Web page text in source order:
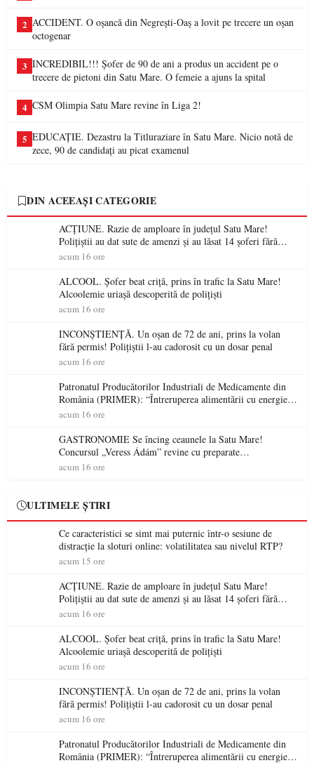
2 ACCIDENT. O oșancă din Negrești-Oaș a lovit pe trecere un oșan
octogenar
3 INCREDIBIL!!! Șofer de 90 de ani a produs un accident pe o
trecere de pietoni din Satu Mare. O femeie a ajuns la spital
4 CSM Olimpia Satu Mare revine în Liga 2!
5 EDUCAȚIE. Dezastru la Titluraziare în Satu Mare. Nicio notă de
zece, 90 de candidați au picat examenul
DIN ACEEAȘI CATEGORIE
ACȚIUNE. Razie de amploare în județul Satu Mare!
Polițiștii au dat sute de amenzi și au lăsat 14 șoferi fără
permis într-o singură zi
acum 16 ore
ALCOOL. Șofer beat criță, prins în trafic la Satu Mare!
Alcoolemie uriașă descoperită de polițiști
acum 16 ore
INCONȘTIENȚĂ. Un oșan de 72 de ani, prins la volan
fără permis! Polițiștii l-au cadorosit cu un dosar penal
acum 16 ore
Patronatul Producătorilor Industriali de Medicamente din
România (PRIMER): “Întreruperea alimentării cu energie
electrică a fabricilor de medicamente va pune în pericol
acum 16 ore
GASTRONOMIE Se încing ceaunele la Satu Mare!
Concursul „Veress Ádám” revine cu preparate
spectaculoase, premii și un jurat de renume
acum 16 ore
ULTIMELE ȘTIRI
Ce caracteristici se simt mai puternic într-o sesiune de
distracție la sloturi online: volatilitatea sau nivelul RTP?
acum 15 ore
ACȚIUNE. Razie de amploare în județul Satu Mare!
Polițiștii au dat sute de amenzi și au lăsat 14 șoferi fără
permis într-o singură zi
acum 16 ore
ALCOOL. Șofer beat criță, prins în trafic la Satu Mare!
Alcoolemie uriașă descoperită de polițiști
acum 16 ore
INCONȘTIENȚĂ. Un oșan de 72 de ani, prins la volan
fără permis! Polițiștii l-au cadorosit cu un dosar penal
acum 16 ore
Patronatul Producătorilor Industriali de Medicamente din
România (PRIMER): “Întreruperea alimentării cu energie